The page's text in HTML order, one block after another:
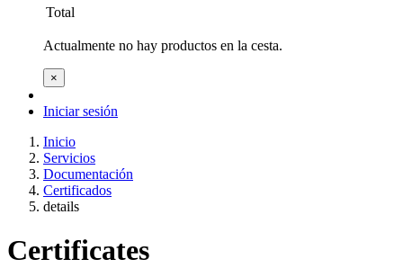
Total
Actualmente no hay productos en la cesta.
×
Iniciar sesión
Inicio
Servicios
Documentación
Certificados
details
Certificates